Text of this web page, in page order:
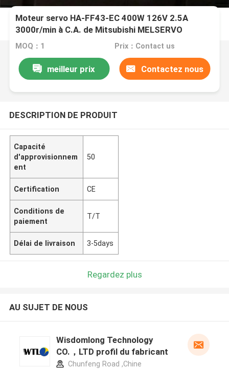
Moteur servo HA-FF43-EC 400W 126V 2.5A
3000r/min à C.A. de Mitsubishi MELSERVO
MOQ：1 Prix：Contact us
meilleur prix Contactez nous
DESCRIPTION DE PRODUIT
Capacité
d'approvisionnem
ent
50
Certification CE
Conditions de
paiement
T/T
Délai de livraison 3-5days
Regardez plus
AU SUJET DE NOUS
Wisdomlong Technology
CO.，LTD profil du fabricant
Chunfeng Road ,Chine